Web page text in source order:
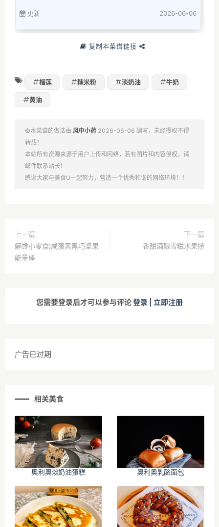
更新 2026-06-06
复制本菜谱链接
榴莲 糯米粉 淡奶油 牛奶
黄油
©本菜谱的做法由 风中小荷 2026-06-06 编写，未经授权不得
转载！
本站所有资源来源于用户上传和网络，若有图片和内容侵权，请
邮件联系站长！
感谢大家与美食U一起努力，营造一个优秀和谐的网络环境！！
上一篇
解馋小零食¦咸蛋黄黑巧坚果
能量棒
下一篇
香甜酒酿雪糍水果捞
您需要登录后才可以参与评论登录 立即注册
广告已过期
相关美食
奧利奧淡奶油蛋糕 奥利奥乳酪面包